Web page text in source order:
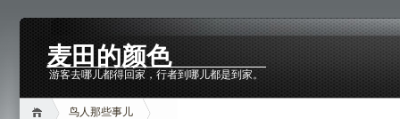
麦田的颜色
游客去哪儿都得回家，行者到哪儿都是到家。
鸟人那些事儿